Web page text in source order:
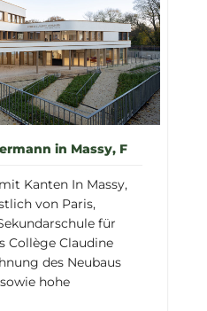
in Massy, F
Kanten In Massy,
von Paris,
für
Collège Claudine
des Neubaus
hohe